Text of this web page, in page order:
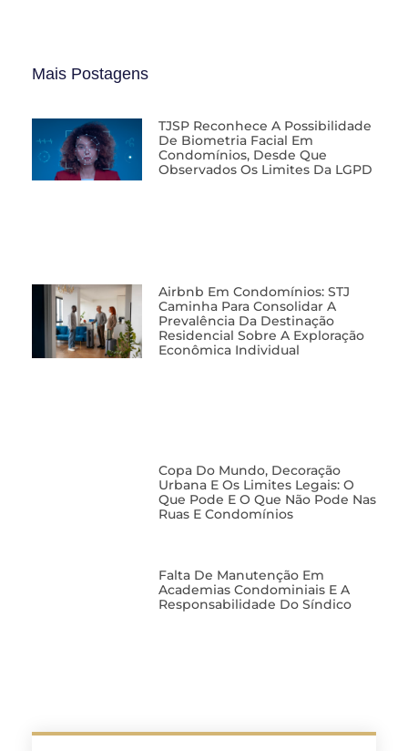
Mais Postagens
TJSP Reconhece A Possibilidade
De Biometria Facial Em
Condomínios, Desde Que
Observados Os Limites Da LGPD
Airbnb Em Condomínios: STJ
Caminha Para Consolidar A
Prevalência Da Destinação
Residencial Sobre A Exploração
Econômica Individual
Copa Do Mundo, Decoração
Urbana E Os Limites Legais: O
Que Pode E O Que Não Pode Nas
Ruas E Condomínios
Falta De Manutenção Em
Academias Condominiais E A
Responsabilidade Do Síndico